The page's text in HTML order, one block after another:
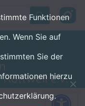
Search
Funktionen
Wenn Sie auf
Sie der
hierzu